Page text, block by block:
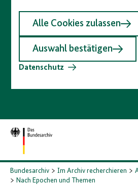
Alle Cookies zulassen
Auswahl bestätigen
Datenschutz
Zur
Startseite
Bundesarchiv Im Archiv recherchieren
Nach Epochen und Themen